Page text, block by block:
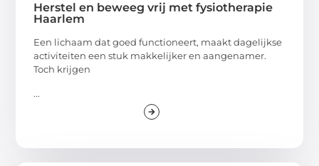
Herstel en beweeg vrij met fysiotherapie
Haarlem
Een lichaam dat goed functioneert, maakt dagelijkse
activiteiten een stuk makkelijker en aangenamer.
Toch krijgen
...